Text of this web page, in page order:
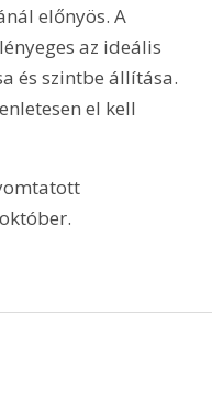
előnyös. A
az ideális
és szintbe állítása.
el kell